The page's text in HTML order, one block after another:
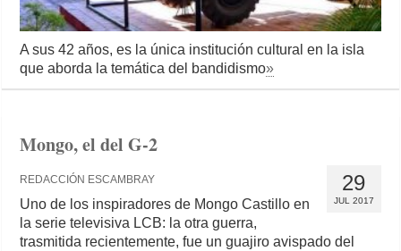
A sus 42 años, es la única institución cultural en la isla
que aborda la temática del bandidismo»
Mongo, el del G-2
29
JUL 2017
REDACCIÓN ESCAMBRAY
Uno de los inspiradores de Mongo Castillo en
la serie televisiva LCB: la otra guerra,
trasmitida recientemente, fue un guajiro avispado del